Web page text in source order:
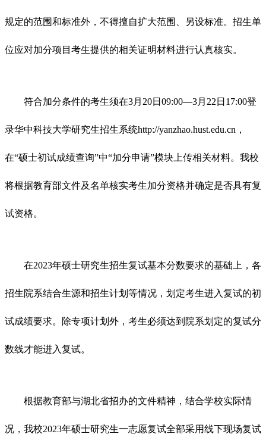
规定的范围和标准外，不得擅自扩大范围、另设标准。招生单
位应对加分项目考生提供的相关证明材料进行认真核实。
符合加分条件的考生须在3月20日09:00—3月22日17:00登
录华中科技大学研究生招生系统http://yanzhao.hust.edu.cn，
在“硕士初试成绩查询”中“加分申请”模块上传相关材料。我校
将根据教育部文件及名单核实考生加分资格并确定是否具有复
试资格。
在2023年硕士研究生招生复试基本分数要求的基础上，各
招生院系结合生源和招生计划等情况，划定考生进入复试的初
试成绩要求。除专项计划外，考生必须达到院系划定的复试分
数线才能进入复试。
根据教育部与湖北省招办的文件精神，结合学校实际情
况，我校2023年硕士研究生一志愿复试全部采用线下现场复试